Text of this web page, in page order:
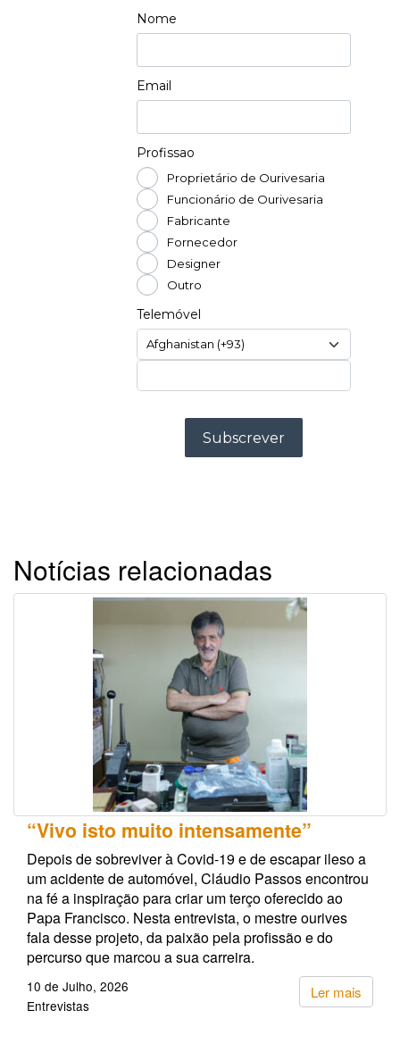
Notícias relacionadas
“Vivo isto muito intensamente”
Depois de sobreviver à Covid-19 e de escapar ileso a
um acidente de automóvel, Cláudio Passos encontrou
na fé a inspiração para criar um terço oferecido ao
Papa Francisco. Nesta entrevista, o mestre ourives
fala desse projeto, da paixão pela profissão e do
percurso que marcou a sua carreira.
Ler mais
10 de Julho, 2026
Entrevistas